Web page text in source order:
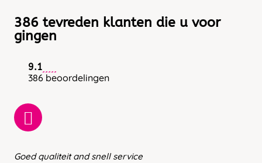
386 tevreden klanten die u voor
gingen
9.1
386 beoordelingen
Goed qualiteit and snell service